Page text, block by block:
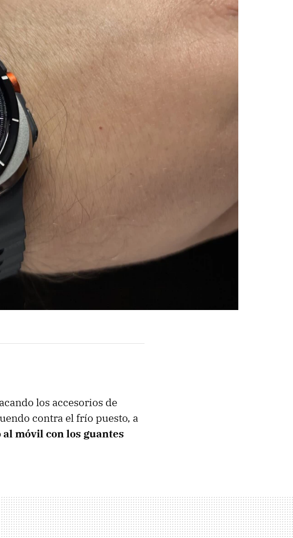
los accesorios de
contra el frío puesto, a
móvil con los guantes